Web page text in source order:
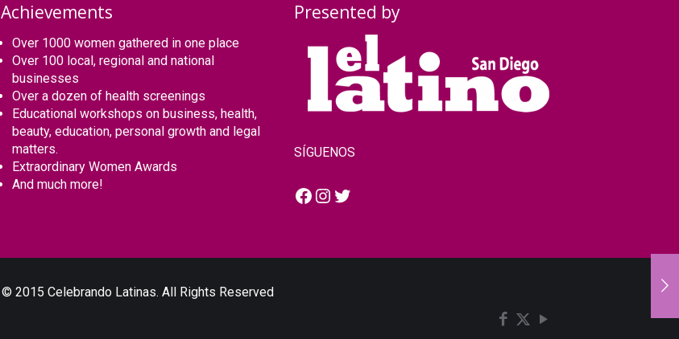
Achievements
Over 1000 women gathered in one place
Over 100 local, regional and national
businesses
Over a dozen of health screenings
Educational workshops on business, health,
beauty, education, personal growth and legal
matters.
Extraordinary Women Awards
And much more!
Presented by
SÍGUENOS
Facebook
Instagram
Twitter
© 2015 Celebrando Latinas. All Rights Reserved